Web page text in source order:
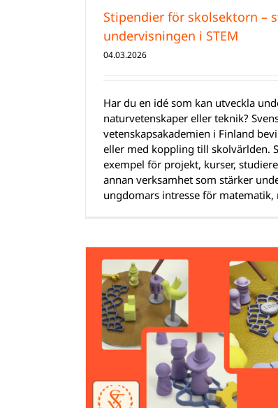
Stipendier för skolsektorn –
undervisningen i STEM
04.03.2026
Har du en idé som kan utveckla
naturvetenskaper eller teknik?
vetenskapsakademien i Finland
eller med koppling till skolvärlden.
exempel för projekt, kurser,
annan verksamhet som stärker
ungdomars intresse för